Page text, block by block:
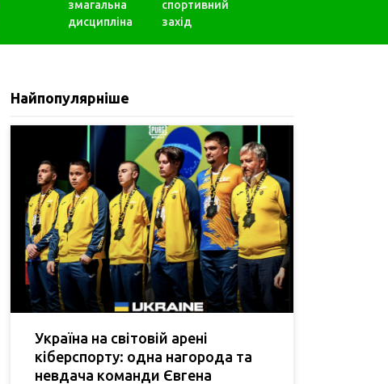
змагальна
дисципліна
спортивний
захід
Найпопулярніше
Україна на світовій арені
кіберспорту: одна нагорода та
невдача команди Євгена